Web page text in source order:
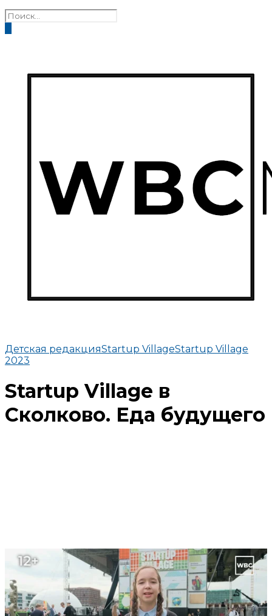
Детская редакцияStartup VillageStartup Village
2023
Startup Village в
Сколково. Еда будущего
Поделиться
В избранное
Смотреть позже